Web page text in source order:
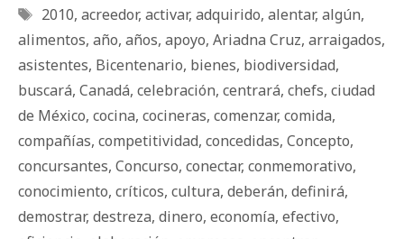
Etiquetas
2010, acreedor, activar, adquirido, alentar, algún,
alimentos, año, años, apoyo, Ariadna Cruz, arraigados,
asistentes, Bicentenario, bienes, biodiversidad,
buscará, Canadá, celebración, centrará, chefs, ciudad
de México, cocina, cocineras, comenzar, comida,
compañías, competitividad, concedidas, Concepto,
concursantes, Concurso, conectar, conmemorativo,
conocimiento, críticos, cultura, deberán, definirá,
demostrar, destreza, dinero, economía, efectivo,